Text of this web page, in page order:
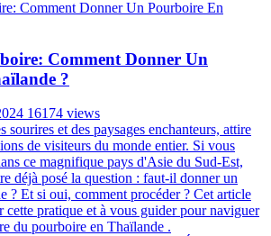
Comment Donner Un
?
16174 views
sourires et des paysages enchanteurs, attire
de visiteurs du monde entier. Si vous
ce magnifique pays d'Asie du Sud-Est,
déjà posé la question : faut-il donner un
? Et si oui, comment procéder ? Cet article
cette pratique et à vous guider pour naviguer
du pourboire en Thaïlande .